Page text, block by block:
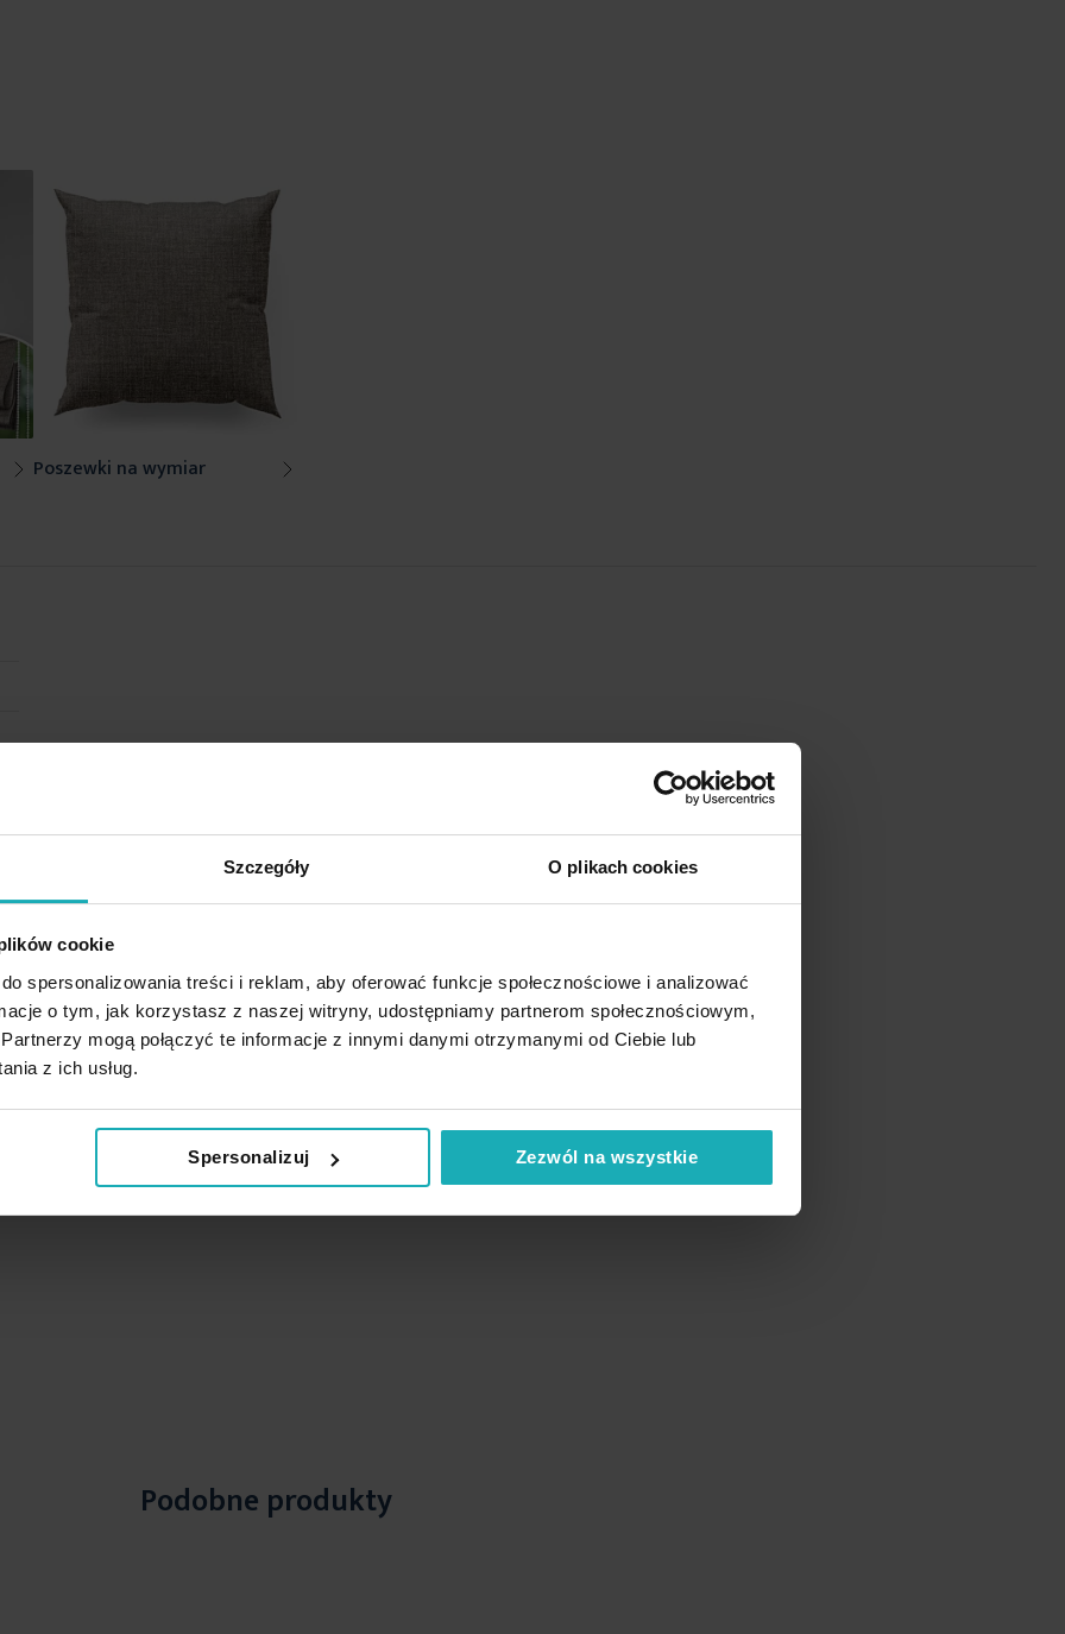
Szczegóły O plikach cookies
cookie
spersonalizowania treści i reklam, aby oferować funkcje społecznościowe i analizować
o tym, jak korzystasz z naszej witryny, udostępniamy partnerom społecznościowym,
mogą połączyć te informacje z innymi danymi otrzymanymi od Ciebie lub
z ich usług.
Spersonalizuj Zezwól na wszystkie
Poszewki na wymiar
Podobne produkty